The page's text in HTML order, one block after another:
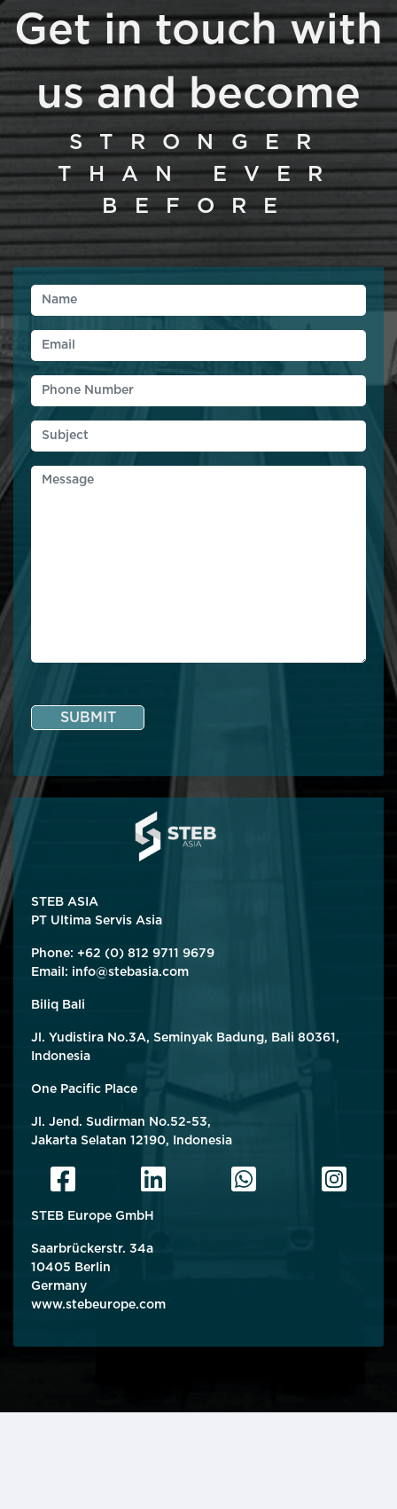
Get in touch with
us and become
STRONGER
THAN EVER
BEFORE
SUBMIT
STEB ASIA
PT Ultima Servis Asia
Phone: +62 (0) 812 9711 9679
Email: info@stebasia.com
Biliq Bali
Jl. Yudistira No.3A, Seminyak Badung, Bali 80361,
Indonesia
One Pacific Place
Jl. Jend. Sudirman No.52-53,
Jakarta Selatan 12190, Indonesia
STEB Europe GmbH
Saarbrückerstr. 34a
10405 Berlin
Germany
www.stebeurope.com